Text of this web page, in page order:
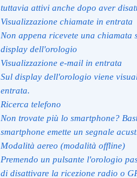
tuttavia attivi anche dopo aver
Visualizzazione chiamate in entrata
Non appena ricevete una
display dell'orologio
Visualizzazione e-mail in entrata
Sul display dell'orologio viene
entrata.
Ricerca telefono
Non trovate più lo smartphone?
smartphone emette un segnale
Modalità aereo (modalità offline)
Premendo un pulsante l'orologio
di disattivare la ricezione radio o